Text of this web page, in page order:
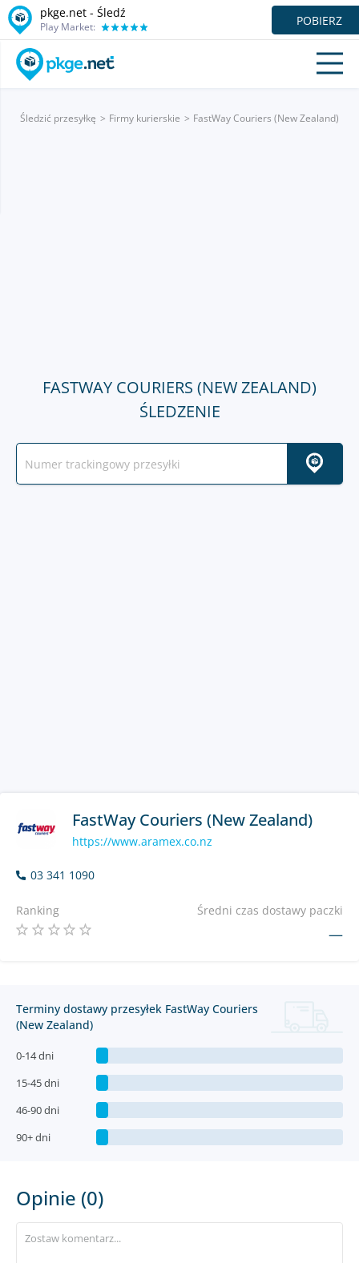
pkge.net - Śledź
Play Market: POBIERZ
Śledzić przesyłkę Firmy kurierskie FastWay Couriers (New Zealand)
FASTWAY COURIERS (NEW ZEALAND)
ŚLEDZENIE
FastWay Couriers (New Zealand)
https://www.aramex.co.nz
03 341 1090
Ranking Średni czas dostawy paczki
—
Terminy dostawy przesyłek FastWay Couriers
(New Zealand)
0-14 dni
15-45 dni
46-90 dni
90+ dni
Opinie (0)